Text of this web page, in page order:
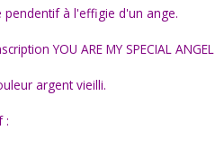
à l'effigie d'un ange.
YOU ARE MY SPECIAL ANGEL
argent vieilli.
: